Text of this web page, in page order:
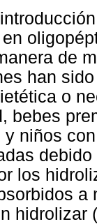
de
han
o
bebes
niños
los
hidrolizar